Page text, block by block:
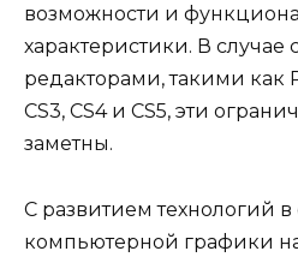
возможности и
характеристики. В
редакторами, такими как
CS3, CS4 и CS5, эти
заметны.
С развитием технологий в
компьютерной графики